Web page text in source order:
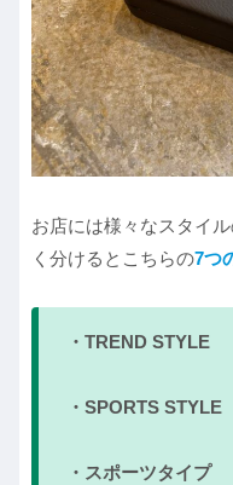
お店には様々なスタイ
く分けるとこちらの7つ
・TREND STYLE
・SPORTS STYLE
・スポーツタイプ